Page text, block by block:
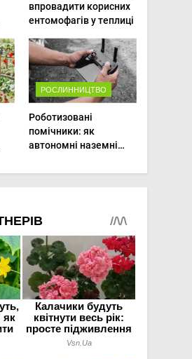
впровадити корисних
ентомофагів у теплиці
РОСЛИННИЦТВО
Роботизовані
помічники: як
автономні наземні
догляд за органічними
овочами